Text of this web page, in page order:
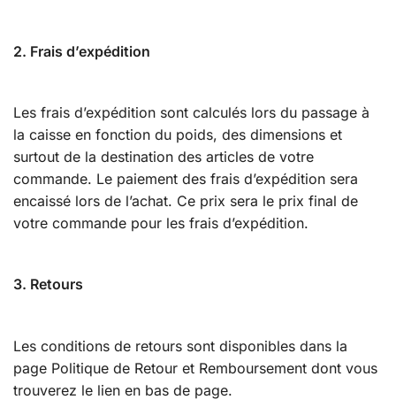
2. Frais d’expédition
Les frais d’expédition sont calculés lors du passage à
la caisse en fonction du poids, des dimensions et
surtout de la destination des articles de votre
commande. Le paiement des frais d’expédition sera
encaissé lors de l’achat. Ce prix sera le prix final de
votre commande pour les frais d’expédition.
3. Retours
Les conditions de retours sont disponibles dans la
page Politique de Retour et Remboursement dont vous
trouverez le lien en bas de page.